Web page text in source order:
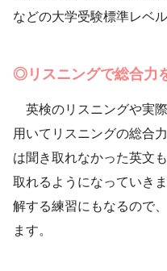
などの大学受験標準レベ
◎リスニングで総合力
英検のリスニングや実
用いてリスニングの総合
は聞き取れなかった英文
取れるようになっていき
解する練習にもなるので
ます。